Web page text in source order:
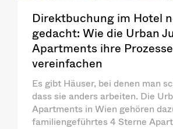
Direktbuchung im Hotel
gedacht: Wie die Urban
Apartments ihre Prozesse
vereinfachen
Es gibt Häuser, bei denen man
dass sie anders arbeiten. Die
Apartments in Wien gehören
familiengeführtes 4 Sterne